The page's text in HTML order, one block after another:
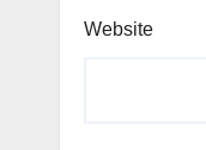
Website